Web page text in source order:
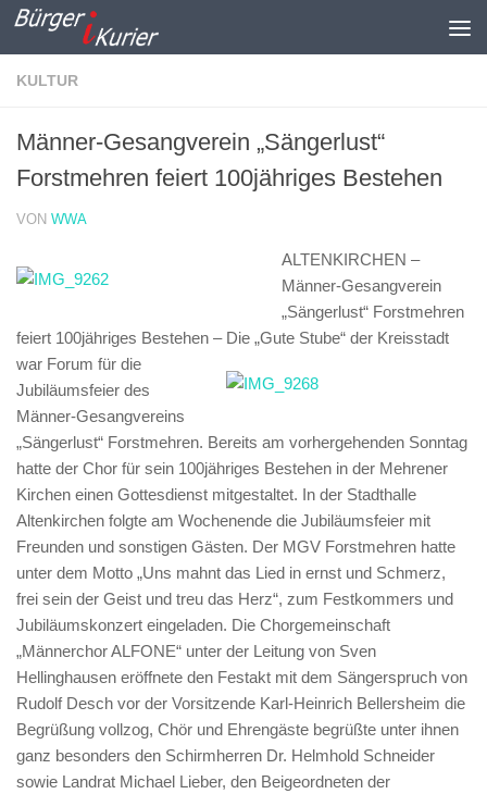
Zum Inhalt springen
KULTUR
Männer-Gesangverein „Sängerlust“
Forstmehren feiert 100jähriges Bestehen
VON WWA
ALTENKIRCHEN –
Männer-Gesangverein
„Sängerlust“ Forstmehren
feiert 100jähriges Bestehen – Die „Gute Stube“ der Kreisstadt
war Forum für die
Jubiläumsfeier des
Männer-Gesangvereins
„Sängerlust“ Forstmehren. Bereits am vorhergehenden Sonntag
hatte der Chor für sein 100jähriges Bestehen in der Mehrener
Kirchen einen Gottesdienst mitgestaltet. In der Stadthalle
Altenkirchen folgte am Wochenende die Jubiläumsfeier mit
Freunden und sonstigen Gästen. Der MGV Forstmehren hatte
unter dem Motto „Uns mahnt das Lied in ernst und Schmerz,
frei sein der Geist und treu das Herz“, zum Festkommers und
Jubiläumskonzert eingeladen. Die Chorgemeinschaft
„Männerchor ALFONE“ unter der Leitung von Sven
Hellinghausen eröffnete den Festakt mit dem Sängerspruch von
Rudolf Desch vor der Vorsitzende Karl-Heinrich Bellersheim die
Begrüßung vollzog, Chör und Ehrengäste begrüßte unter ihnen
ganz besonders den Schirmherren Dr. Helmhold Schneider
sowie Landrat Michael Lieber, den Beigeordneten der